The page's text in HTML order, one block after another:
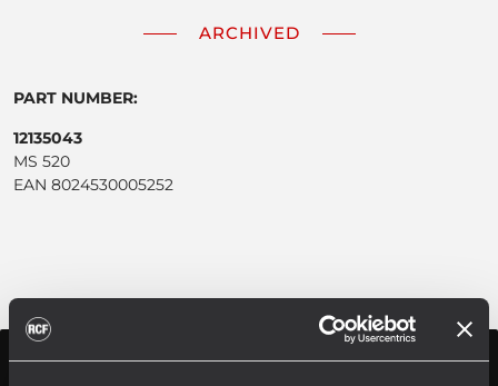
ARCHIVED
PART NUMBER:
12135043
MS 520
EAN 8024530005252
SPECIFICHE TECNICHE